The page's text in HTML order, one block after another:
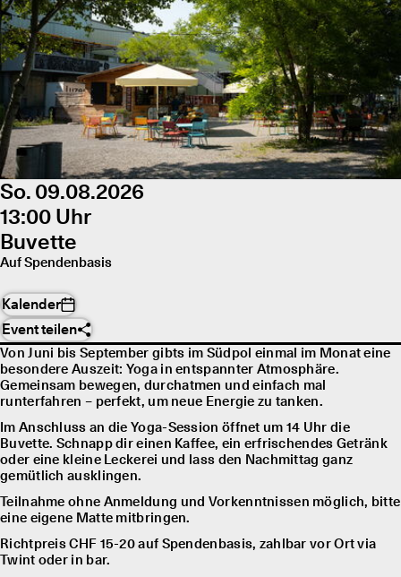
So. 09.08.2026
13:00 Uhr
Buvette
Auf Spendenbasis
Kalender
Event teilen
Von Juni bis September gibts im Südpol einmal im Monat eine
besondere Auszeit: Yoga in entspannter Atmosphäre.
Gemeinsam bewegen, durchatmen und einfach mal
runterfahren – perfekt, um neue Energie zu tanken.
Im Anschluss an die Yoga-Session öffnet um 14 Uhr die
Buvette. Schnapp dir einen Kaffee, ein erfrischendes Getränk
oder eine kleine Leckerei und lass den Nachmittag ganz
gemütlich ausklingen.
Teilnahme ohne Anmeldung und Vorkenntnissen möglich, bitte
eine eigene Matte mitbringen.
Richtpreis CHF 15-20 auf Spendenbasis, zahlbar vor Ort via
Twint oder in bar.